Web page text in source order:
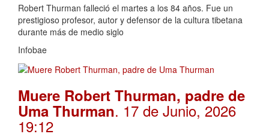
Robert Thurman falleció el martes a los 84 años. Fue un
prestigioso profesor, autor y defensor de la cultura tibetana
durante más de medio siglo
Infobae
Muere Robert Thurman, padre de
Uma Thurman. 17 de Junio, 2026
19:12